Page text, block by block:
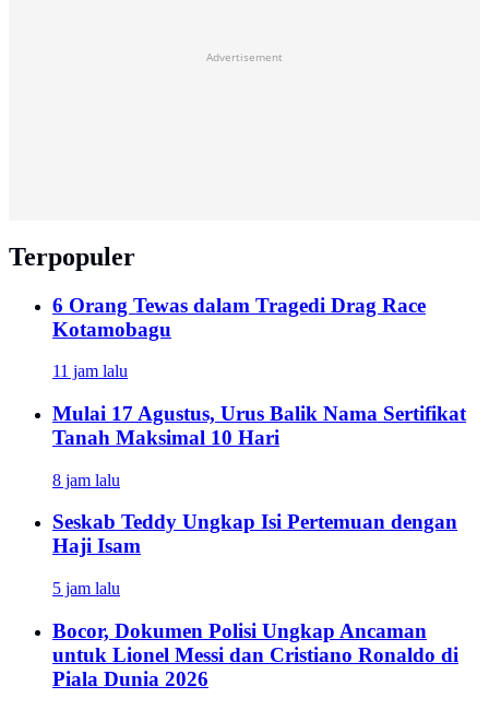
Advertisement
Terpopuler
6 Orang Tewas dalam Tragedi Drag Race
Kotamobagu
11 jam lalu
Mulai 17 Agustus, Urus Balik Nama Sertifikat
Tanah Maksimal 10 Hari
8 jam lalu
Seskab Teddy Ungkap Isi Pertemuan dengan
Haji Isam
5 jam lalu
Bocor, Dokumen Polisi Ungkap Ancaman
untuk Lionel Messi dan Cristiano Ronaldo di
Piala Dunia 2026